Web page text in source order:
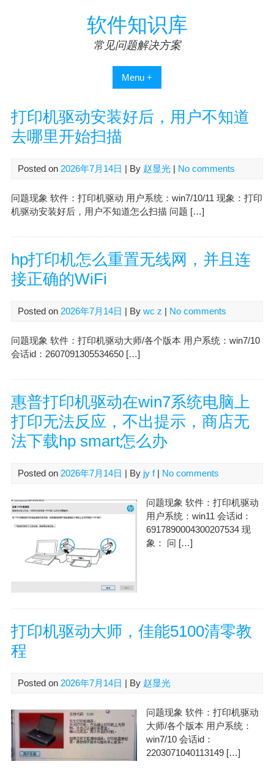
软件知识库
常见问题解决方案
Menu +
打印机驱动安装好后，用户不知道
去哪里开始扫描
Posted on 2026年7月14日 | By 赵显光| No comments
问题现象 软件：打印机驱动 用户系统：win7/10/11 现象：打印
机驱动安装好后，用户不知道怎么扫描 问题 […]
hp打印机怎么重置无线网，并且连
接正确的WiFi
Posted on 2026年7月14日 | By wc z | No comments
问题现象 软件：打印机驱动大师/各个版本 用户系统：win7/10
会话id：2607091305534650 […]
惠普打印机驱动在win7系统电脑上
打印无法反应，不出提示，商店无
法下载hp smart怎么办
Posted on 2026年7月14日 | By jy f| No comments
问题现象 软件：打印机驱动
用户系统：win11 会话id：
6917890004300207534 现
象： 问 […]
打印机驱动大师，佳能5100清零教
程
Posted on 2026年7月14日 | By 赵显光
问题现象 软件：打印机驱动
大师/各个版本 用户系统：
win7/10 会话id：
2203071040113149 […]